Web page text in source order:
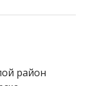
район